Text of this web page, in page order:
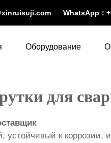
WhatsApp：
Оборудование О
для
устойчивый к